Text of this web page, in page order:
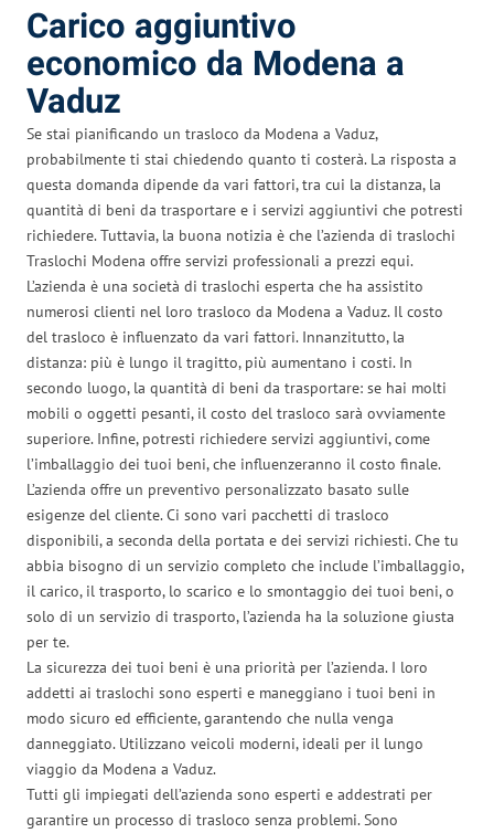
Carico aggiuntivo
economico da Modena a
Vaduz
Se stai pianificando un trasloco da Modena a Vaduz,
probabilmente ti stai chiedendo quanto ti costerà. La risposta a
questa domanda dipende da vari fattori, tra cui la distanza, la
quantità di beni da trasportare e i servizi aggiuntivi che potresti
richiedere. Tuttavia, la buona notizia è che l’azienda di traslochi
Traslochi Modena offre servizi professionali a prezzi equi.
L’azienda è una società di traslochi esperta che ha assistito
numerosi clienti nel loro trasloco da Modena a Vaduz. Il costo
del trasloco è influenzato da vari fattori. Innanzitutto, la
distanza: più è lungo il tragitto, più aumentano i costi. In
secondo luogo, la quantità di beni da trasportare: se hai molti
mobili o oggetti pesanti, il costo del trasloco sarà ovviamente
superiore. Infine, potresti richiedere servizi aggiuntivi, come
l’imballaggio dei tuoi beni, che influenzeranno il costo finale.
L’azienda offre un preventivo personalizzato basato sulle
esigenze del cliente. Ci sono vari pacchetti di trasloco
disponibili, a seconda della portata e dei servizi richiesti. Che tu
abbia bisogno di un servizio completo che include l’imballaggio,
il carico, il trasporto, lo scarico e lo smontaggio dei tuoi beni, o
solo di un servizio di trasporto, l’azienda ha la soluzione giusta
per te.
La sicurezza dei tuoi beni è una priorità per l’azienda. I loro
addetti ai traslochi sono esperti e maneggiano i tuoi beni in
modo sicuro ed efficiente, garantendo che nulla venga
danneggiato. Utilizzano veicoli moderni, ideali per il lungo
viaggio da Modena a Vaduz.
Tutti gli impiegati dell’azienda sono esperti e addestrati per
garantire un processo di trasloco senza problemi. Sono